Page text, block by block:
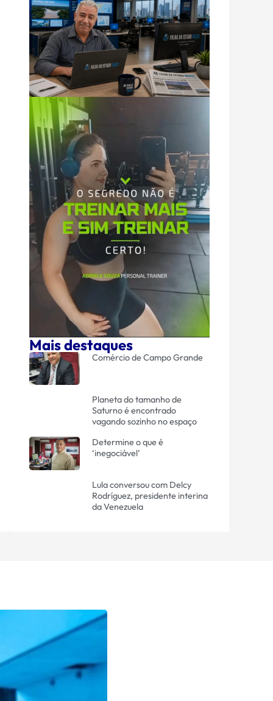
Mais destaques
Comércio de Campo Grande
Planeta do tamanho de
Saturno é encontrado
vagando sozinho no espaço
Determine o que é
‘inegociável’
Lula conversou com Delcy
Rodríguez, presidente interina
da Venezuela